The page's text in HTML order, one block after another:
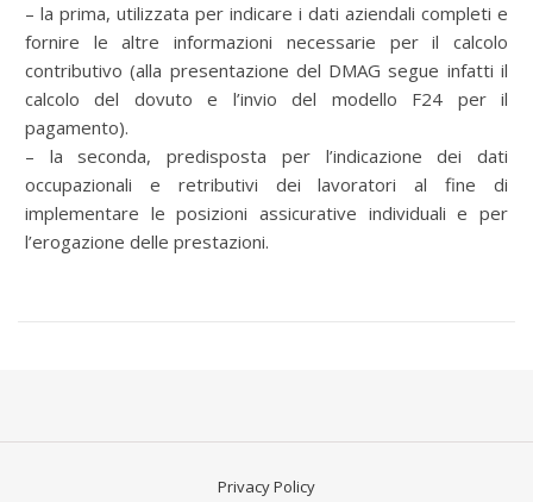
– la prima, utilizzata per indicare i dati aziendali completi e
fornire le altre informazioni necessarie per il calcolo
contributivo (alla presentazione del DMAG segue infatti il
calcolo del dovuto e l’invio del modello F24 per il
pagamento).
– la seconda, predisposta per l’indicazione dei dati
occupazionali e retributivi dei lavoratori al fine di
implementare le posizioni assicurative individuali e per
l’erogazione delle prestazioni.
Privacy Policy